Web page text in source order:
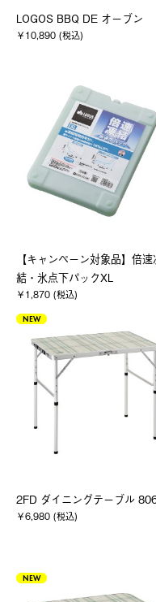
LOGOS BBQ DE オーブン
￥10,890 (税込)
【キャンペーン対象品】倍速
結・氷点下パックXL
￥1,870 (税込)
NEW
2FD ダイニングテーブル
￥6,980 (税込)
NEW